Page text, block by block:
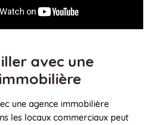
avec une
une agence immobilière
les locaux commerciaux peut